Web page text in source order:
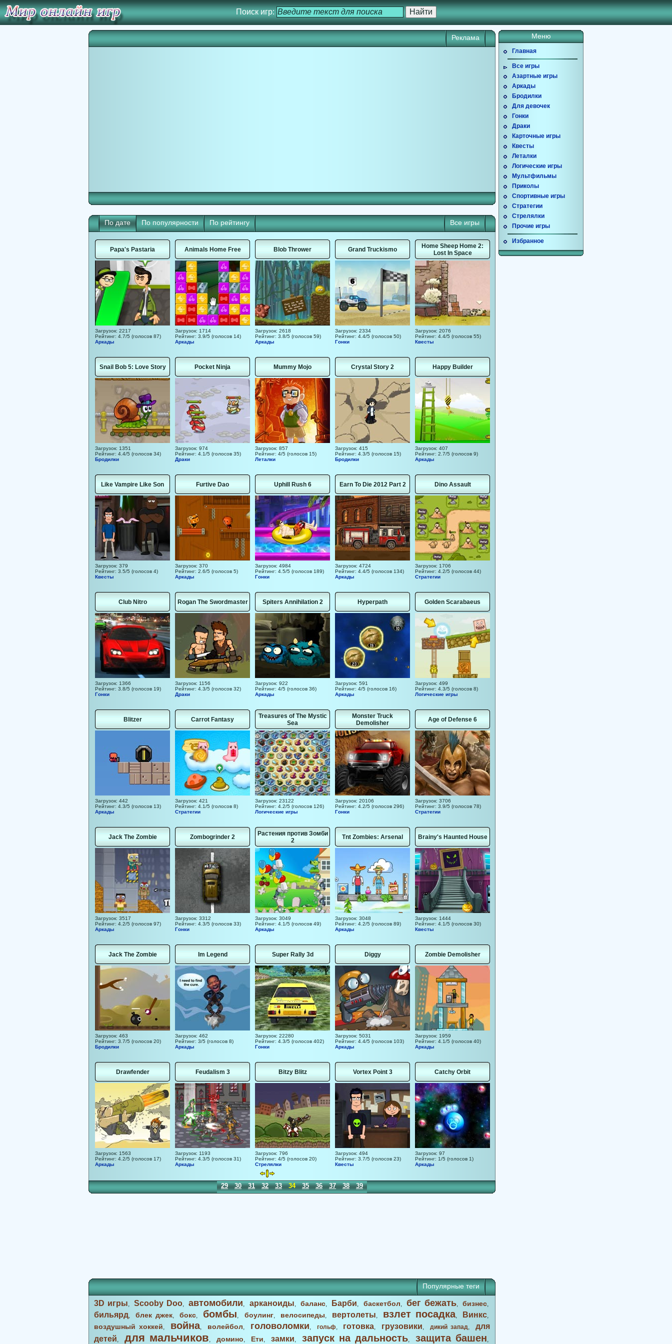
Поиск игр:
Реклама
Все игры
По дате По популярности По рейтингу
Papa's Pastaria
Загрузок: 2217
Рейтинг: 4.7/5 (голосов 87)
Аркады
Animals Home Free
Загрузок: 1714
Рейтинг: 3.9/5 (голосов 14)
Аркады
Blob Thrower
Загрузок: 2618
Рейтинг: 3.8/5 (голосов 59)
Аркады
Grand Truckismo
Загрузок: 2334
Рейтинг: 4.4/5 (голосов 50)
Гонки
Home Sheep Home 2:
Lost In Space
Загрузок: 2076
Рейтинг: 4.4/5 (голосов 55)
Квесты
Snail Bob 5: Love Story
Загрузок: 1351
Рейтинг: 4.4/5 (голосов 34)
Бродилки
Pocket Ninja
Загрузок: 974
Рейтинг: 4.1/5 (голосов 35)
Драки
Mummy Mojo
Загрузок: 857
Рейтинг: 4/5 (голосов 15)
Леталки
Crystal Story 2
Загрузок: 415
Рейтинг: 4.3/5 (голосов 15)
Бродилки
Happy Builder
Загрузок: 407
Рейтинг: 2.7/5 (голосов 9)
Аркады
Like Vampire Like Son
Загрузок: 379
Рейтинг: 3.5/5 (голосов 4)
Квесты
Furtive Dao
Загрузок: 370
Рейтинг: 2.6/5 (голосов 5)
Аркады
Uphill Rush 6
Загрузок: 4984
Рейтинг: 4.5/5 (голосов 189)
Гонки
Earn To Die 2012 Part 2
Загрузок: 4724
Рейтинг: 4.4/5 (голосов 134)
Аркады
Dino Assault
Загрузок: 1706
Рейтинг: 4.2/5 (голосов 44)
Стратегии
Club Nitro
Загрузок: 1366
Рейтинг: 3.8/5 (голосов 19)
Гонки
Rogan The Swordmaster
Загрузок: 1156
Рейтинг: 4.3/5 (голосов 32)
Драки
Spiters Annihilation 2
Загрузок: 922
Рейтинг: 4/5 (голосов 36)
Аркады
Hyperpath
Загрузок: 591
Рейтинг: 4/5 (голосов 16)
Аркады
Golden Scarabaeus
Загрузок: 499
Рейтинг: 4.3/5 (голосов 8)
Логические игры
Blitzer
Загрузок: 442
Рейтинг: 4.3/5 (голосов 13)
Аркады
Carrot Fantasy
Загрузок: 421
Рейтинг: 4.1/5 (голосов 8)
Стратегии
Treasures of The Mystic
Sea
Загрузок: 23122
Рейтинг: 4.2/5 (голосов 126)
Логические игры
Monster Truck
Demolisher
Загрузок: 20106
Рейтинг: 4.2/5 (голосов 296)
Гонки
Age of Defense 6
Загрузок: 3706
Рейтинг: 3.9/5 (голосов 78)
Стратегии
Jack The Zombie
Загрузок: 3517
Рейтинг: 4.2/5 (голосов 97)
Аркады
Zombogrinder 2
Загрузок: 3312
Рейтинг: 4.3/5 (голосов 33)
Гонки
Растения против Зомби
2
Загрузок: 3049
Рейтинг: 4.1/5 (голосов 49)
Аркады
Tnt Zombies: Arsenal
Загрузок: 3048
Рейтинг: 4.2/5 (голосов 89)
Аркады
Brainy's Haunted House
Загрузок: 1444
Рейтинг: 4.1/5 (голосов 30)
Квесты
Jack The Zombie
Загрузок: 463
Рейтинг: 3.7/5 (голосов 20)
Бродилки
Im Legend
Загрузок: 462
Рейтинг: 3/5 (голосов 8)
Аркады
Super Rally 3d
Загрузок: 22280
Рейтинг: 4.3/5 (голосов 402)
Гонки
Diggy
Загрузок: 5031
Рейтинг: 4.4/5 (голосов 103)
Аркады
Zombie Demolisher
Загрузок: 1959
Рейтинг: 4.1/5 (голосов 40)
Аркады
Drawfender
Загрузок: 1563
Рейтинг: 4.2/5 (голосов 17)
Аркады
Feudalism 3
Загрузок: 1193
Рейтинг: 4.3/5 (голосов 31)
Аркады
Bitzy Blitz
Загрузок: 796
Рейтинг: 4/5 (голосов 20)
Стрелялки
Vortex Point 3
Загрузок: 494
Рейтинг: 3.7/5 (голосов 23)
Квесты
Catchy Orbit
Загрузок: 97
Рейтинг: 1/5 (голосов 1)
Аркады
19 20 21 22 23 24 25 26 27 28 29 30 31 32 33 34 35 36 37 38 39 40 41 42 43 44 45 46 47 48 49
Популярные теги
3D игры,Scooby Doo,автомобили, арканоиды, баланс, Барби, баскетбол, бег бежать,бизнес,
бильярд,блек джек,бокс, бомбы, боулинг, велосипеды, вертолеты, взлет посадка, Винкс,
воздушный хоккей, война, волейбол, головоломки, гольф, готовка, грузовики,дикий запад,для
детей, для мальчиков, домино, Ети, замки, запуск на дальность, защита башен,
Меню
Главная
Все игры
Азартные игры
Аркады
Бродилки
Для девочек
Гонки
Драки
Карточные игры
Квесты
Леталки
Логические игры
Мультфильмы
Приколы
Спортивные игры
Стратегии
Стрелялки
Прочие игры
Избранное